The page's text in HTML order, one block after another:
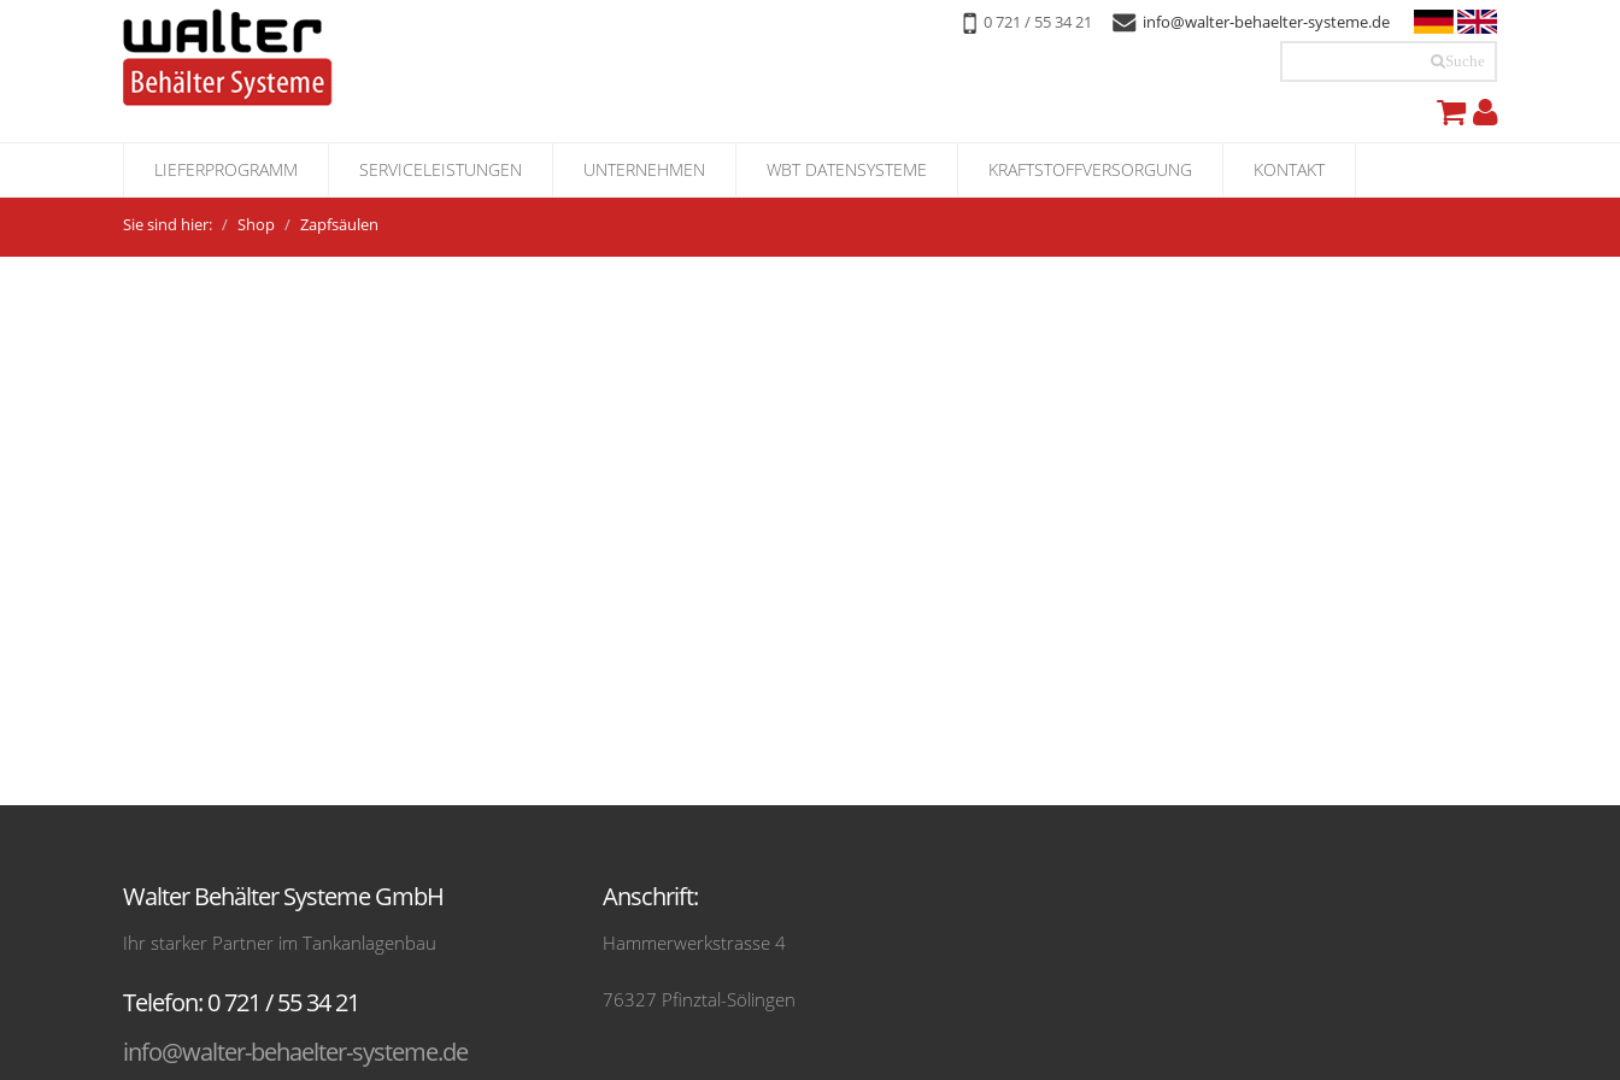
0 721 / 55 34 21 info@walter-behaelter-systeme.de
Suche
LIEFERPROGRAMM SERVICELEISTUNGEN UNTERNEHMEN WBT DATENSYSTEME KRAFTSTOFFVERSORGUNG KONTAKT
Sie sind hier: Shop Zapfsäulen
Walter Behälter Systeme GmbH
Ihr starker Partner im Tankanlagenbau
Telefon: 0 721 / 55 34 21
info@walter-behaelter-systeme.de
Anschrift:
Hammerwerkstrasse 4
76327 Pfinztal-Sölingen